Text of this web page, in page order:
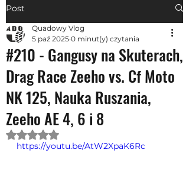
Post
#210 - Gangusy na Skuterach,
Drag Race Zeeho vs. Cf Moto
NK 125, Nauka Ruszania,
Zeeho AE 4, 6 i 8
Quadowy Vlog
5 paź 2025 0 minut(y) czytania
Oceniono na NaN z 5 gwiazdek.
https://youtu.be/AtW2XpaK6Rc